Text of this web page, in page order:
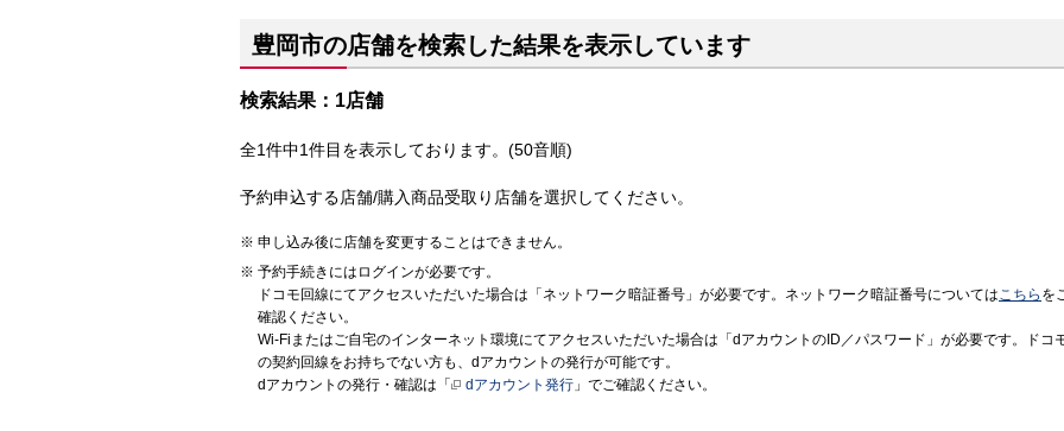
豊岡市の店舗を検索した結果を表示しています
検索結果：1店舗
全1件中1件目を表示しております。(50音順)
予約申込する店舗/購入商品受取り店舗を選択してください。
申し込み後に店舗を変更することはできません。
予約手続きにはログインが必要です。
ドコモ回線にてアクセスいただいた場合は「ネットワーク暗証番号」が必要です。ネットワーク暗証番号についてはこちら を
確認ください。
Wi-Fiまたはご自宅のインターネット環境にてアクセスいただいた場合は「dアカウントのID／パスワード」が必要です。ドコ
の契約回線をお持ちでない方も、dアカウントの発行が可能です。
dアカウントの発行・確認は「
dアカウント発行 」でご確認ください。